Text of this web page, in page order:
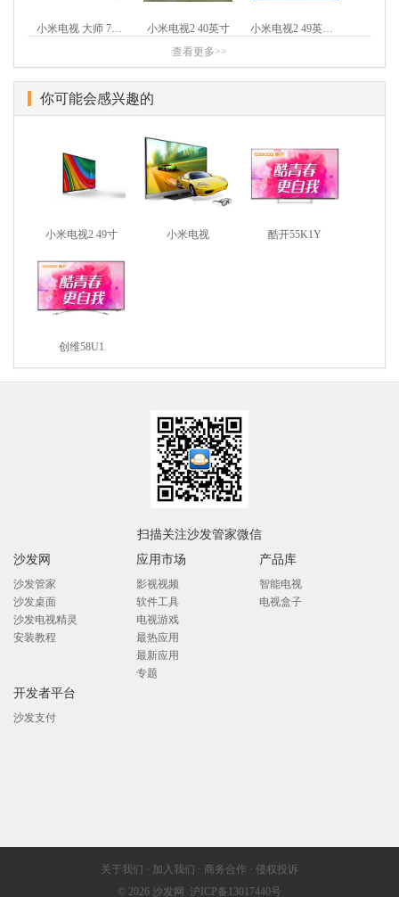
小米电视2 40英寸
查看更多>>
你可能会感兴趣的
小米电视2 49寸 小米电视 酷开55K1Y
创维58U1
扫描关注沙发管家微信
沙发网
沙发管家
沙发桌面
沙发电视精灵
安装教程
应用市场
影视视频
软件工具
电视游戏
最热应用
最新应用
专题
产品库
智能电视
电视盒子
开发者平台
沙发支付
关于我们 · 加入我们 · 商务合作 · 侵权投诉
© 2026 沙发网 沪ICP备13017440号